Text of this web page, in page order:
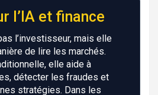
l’IA et finance
l’investisseur, mais elle
de lire les marchés.
elle aide à
détecter les fraudes et
stratégies. Dans les